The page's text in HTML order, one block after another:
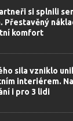
si splnili
Přestavěný
komfort
sila vzniklo
interiérem.
i pro 3 lidi